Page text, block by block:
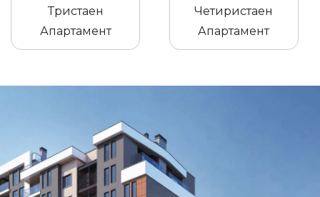
Тристаен
Апартамент
Четиристаен
Апартамент